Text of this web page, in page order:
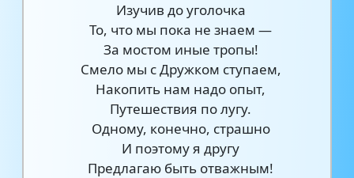
Изучив до уголочка
То, что мы пока не знаем —
За мостом иные тропы!
Смело мы с Дружком ступаем,
Накопить нам надо опыт,
Путешествия по лугу.
Одному, конечно, страшно
И поэтому я другу
Предлагаю быть отважным!